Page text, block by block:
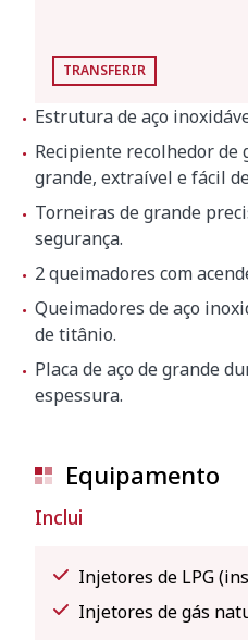
Peso líquido
Dimensões da
TRANSFERIR
Estrutura de aço
Recipiente recolhedor de
grande, extraível e fácil
Torneiras de grande
segurança.
2 queimadores com
Queimadores de aço
de titânio.
Placa de aço de grande
espessura.
Equipamento
Inclui
Injetores de LPG
Injetores de gás